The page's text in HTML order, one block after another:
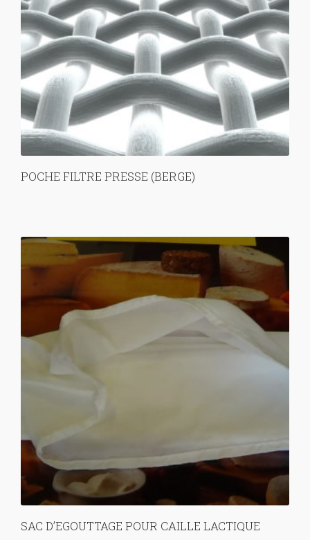
POCHE FILTRE PRESSE (BERGE)
SAC D’EGOUTTAGE POUR CAILLE LACTIQUE